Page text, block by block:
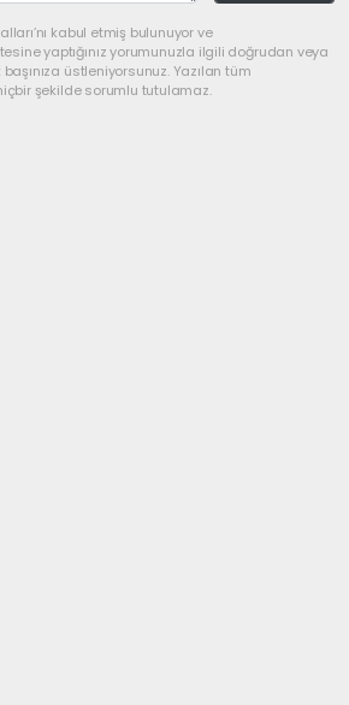
kabul etmiş bulunuyor ve
yaptığınız yorumunuzla ilgili doğrudan veya
üstleniyorsunuz. Yazılan tüm
şekilde sorumlu tutulamaz.